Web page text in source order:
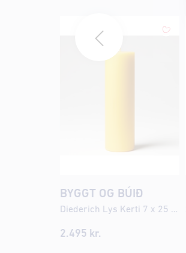
BYGGT OG BÚIÐ
Diederich Lys Kerti 7 x 25 cm Gult
2.495 kr.